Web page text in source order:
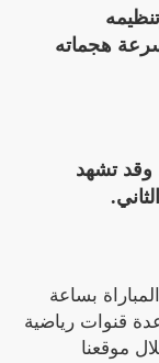
سرعة هجماته
وقد تشهد
بساعة
قنوات رياضية
موقعنا